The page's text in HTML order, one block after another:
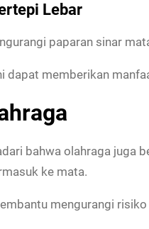
Lebar
paparan sinar
dapat memberikan
bahwa olahraga juga
ke mata.
mengurangi